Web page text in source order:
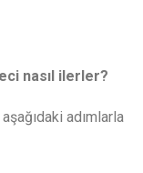
nasıl ilerler?
adımlarla